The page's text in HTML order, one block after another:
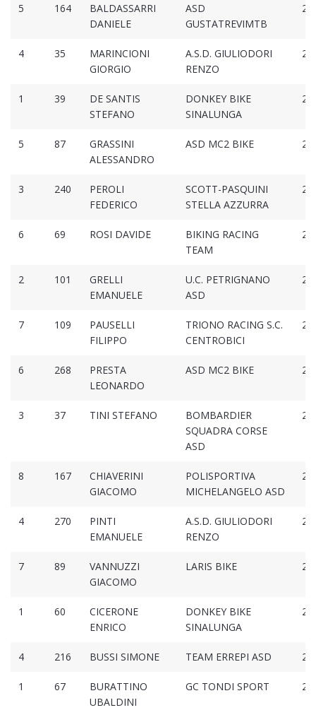
5 164
BALDASSARRI
DANIELE
ASD
GUSTATREVIMTB
4 35
MARINCIONI
GIORGIO
A.S.D. GIULIODORI
RENZO
1 39
DE SANTIS
STEFANO
DONKEY BIKE
SINALUNGA
5 87
GRASSINI
ALESSANDRO
ASD MC2 BIKE
3 240
PEROLI
FEDERICO
SCOTT-PASQUINI
STELLA AZZURRA
6 69 ROSI DAVIDE
BIKING RACING
TEAM
2 101
GRELLI
EMANUELE
U.C. PETRIGNANO
ASD
7 109
PAUSELLI
FILIPPO
TRIONO RACING S.C.
CENTROBICI
6 268
PRESTA
LEONARDO
ASD MC2 BIKE
3 37 TINI STEFANO
BOMBARDIER
SQUADRA CORSE
ASD
8 167
CHIAVERINI
GIACOMO
POLISPORTIVA
MICHELANGELO ASD
4 270
PINTI
EMANUELE
A.S.D. GIULIODORI
RENZO
7 89
VANNUZZI
GIACOMO
LARIS BIKE
1 60
CICERONE
ENRICO
DONKEY BIKE
SINALUNGA
4 216 BUSSI SIMONE TEAM ERREPI ASD
1 67
BURATTINO
UBALDINI
GC TONDI SPORT